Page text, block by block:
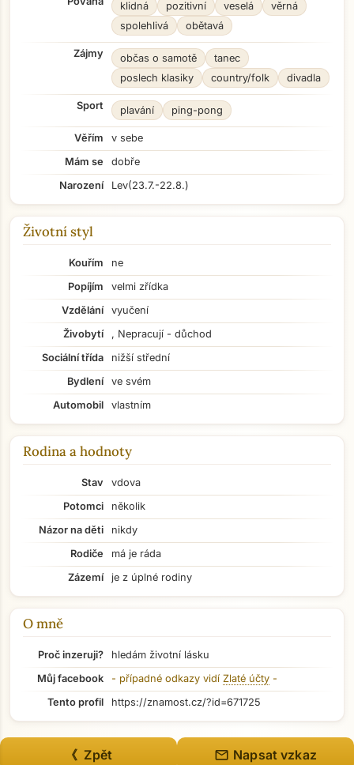
Přejít na hlavní obsah
klidná pozitivní veselá
věrná
spolehlivá
obětavá
Zájmy občas o samotě
tanec
poslech klasiky
country/folk divadla
Sport plavání ping-pong
Věřím
v sebe
Mám se
dobře
Narození
Lev(23.7.-22.8.)
Životní styl
Kouřím
ne
Popíjím
velmi zřídka
Vzdělání
vyučení
Živobytí
, Nepracují - důchod
Sociální třída
nižší střední
Bydlení
ve svém
Automobil
vlastním
Rodina a hodnoty
Stav
vdova
Potomci
několik
Názor na děti
nikdy
Rodiče
má je ráda
Zázemí
je z úplné rodiny
O mně
Proč inzeruji?
hledám životní lásku
Můj facebook
- případné odkazy vidí Zlaté účty -
Tento profil
https://znamost.cz/?id=671725
《 Zpět mail Napsat vzkaz